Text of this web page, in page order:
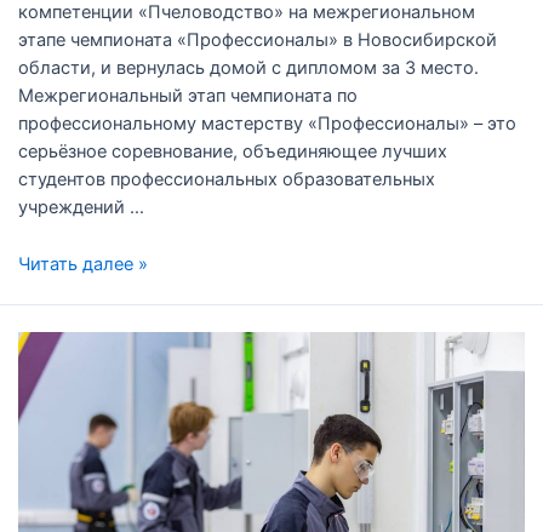
компетенции «Пчеловодство» на межрегиональном
этапе чемпионата «Профессионалы» в Новосибирской
области, и вернулась домой с дипломом за 3 место.
Межрегиональный этап чемпионата по
профессиональному мастерству «Профессионалы» – это
серьёзное соревнование, объединяющее лучших
студентов профессиональных образовательных
учреждений …
Читать далее »